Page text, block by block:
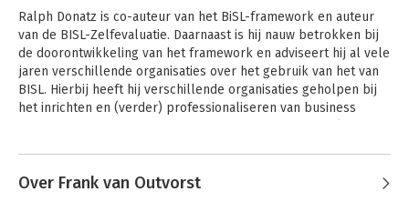
Ralph Donatz is co-auteur van het BiSL-framework en auteur
van de BISL-Zelfevaluatie. Daarnaast is hij nauw betrokken bij
de doorontwikkeling van het framework en adviseert hij al vele
jaren verschillende organisaties over het gebruik van het van
BISL. Hierbij heeft hij verschillende organisaties geholpen bij
het inrichten en (verder) professionaliseren van business
Over Frank van Outvorst